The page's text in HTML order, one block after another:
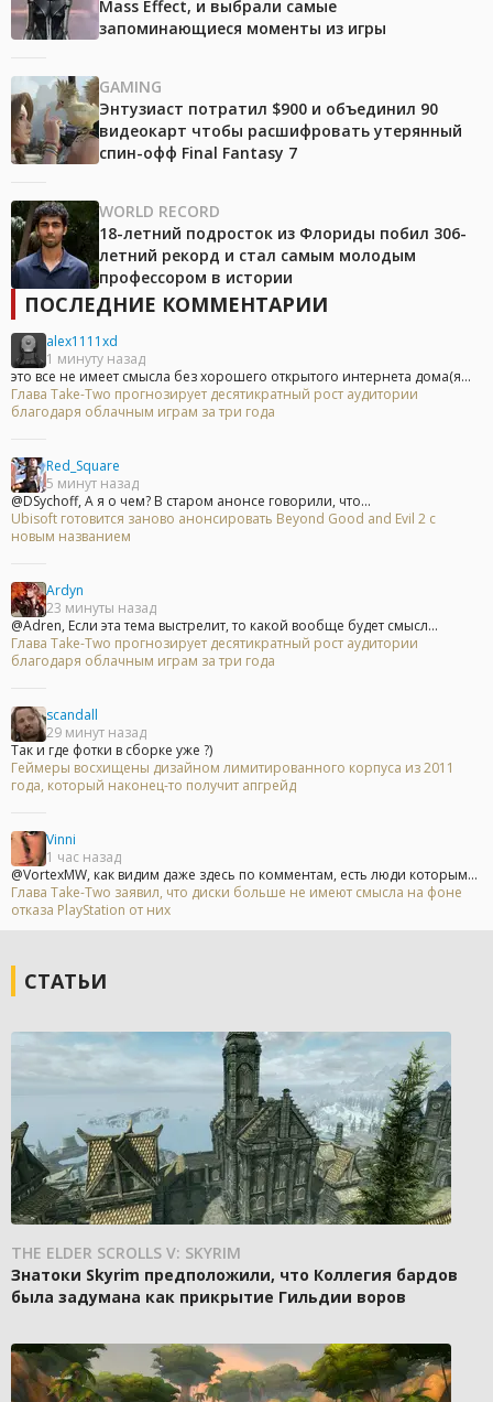
Mass Effect, и выбрали самые
запоминающиеся моменты из игры
GAMING
Энтузиаст потратил $900 и объединил 90
видеокарт чтобы расшифровать утерянный
спин-офф Final Fantasy 7
WORLD RECORD
18-летний подросток из Флориды побил 306-
летний рекорд и стал самым молодым
профессором в истории
ПОСЛЕДНИЕ КОММЕНТАРИИ
alex1111xd
1 минуту назад
это все не имеет смысла без хорошего открытого интернета дома(я...
Глава Take-Two прогнозирует десятикратный рост аудитории
благодаря облачным играм за три года
Red_Square
5 минут назад
@DSychoff, А я о чем? В старом анонсе говорили, что...
Ubisoft готовится заново анонсировать Beyond Good and Evil 2 с
новым названием
Ardyn
23 минуты назад
@Adren, Если эта тема выстрелит, то какой вообще будет смысл...
Глава Take-Two прогнозирует десятикратный рост аудитории
благодаря облачным играм за три года
scandall
29 минут назад
Так и где фотки в сборке уже ?)
Геймеры восхищены дизайном лимитированного корпуса из 2011
года, который наконец-то получит апгрейд
Vinni
1 час назад
@VortexMW, как видим даже здесь по комментам, есть люди которым...
Глава Take-Two заявил, что диски больше не имеют смысла на фоне
отказа PlayStation от них
СТАТЬИ
THE ELDER SCROLLS V: SKYRIM
Знатоки Skyrim предположили, что Коллегия бардов
была задумана как прикрытие Гильдии воров